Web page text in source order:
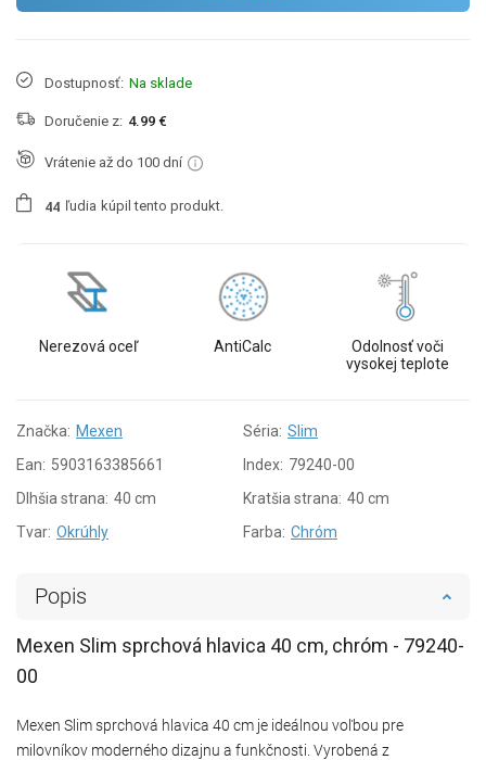
Dostupnosť: Na sklade
Doručenie z: 4.99 €
Vrátenie až do 100 dní
44 ľudia kúpil tento produkt.
Nerezová oceľ AntiCalc
Odolnosť voči
vysokej teplote
Značka: Mexen Séria: Slim
Ean: 5903163385661 Index: 79240-00
Dlhšia strana: 40 cm Kratšia strana: 40 cm
Tvar: Okrúhly Farba: Chróm
Popis
Mexen Slim sprchová hlavica 40 cm, chróm - 79240-
00
Mexen Slim sprchová hlavica 40 cm je ideálnou voľbou pre
milovníkov moderného dizajnu a funkčnosti. Vyrobená z